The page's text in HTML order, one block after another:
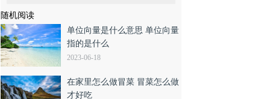
随机阅读
单位向量是什么意思 单位向量
指的是什么
2023-06-18
在家里怎么做冒菜 冒菜怎么做
才好吃